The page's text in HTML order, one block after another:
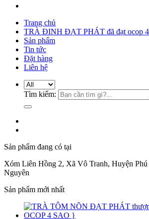
Trang chủ
TRÀ ĐINH ĐẠT PHÁT đã đạt ocop 4
Sản phẩm
Tin tức
Đặt hàng
Liên hệ
Tìm kiếm:
Sản phẩm đang có tại
Xóm Liên Hồng 2, Xã Vô Tranh, Huyện
Nguyên
Sản phẩm mới nhất